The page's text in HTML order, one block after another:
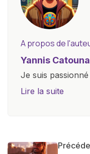
A propos de
Yannis
Je suis
plus jeune âge.
et bien d'autres
Lire la suite